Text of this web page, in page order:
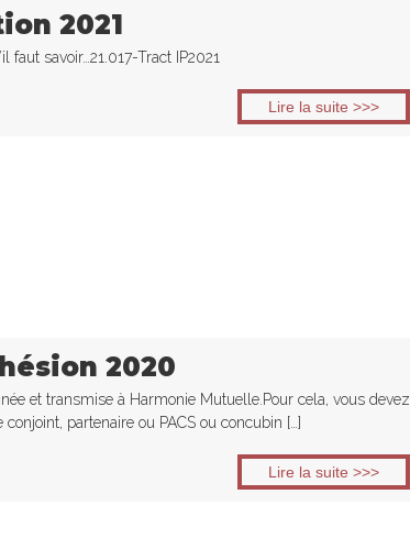
2021
faut savoir…21.017-Tract IP2021
Lire la suite >>>
2020
et transmise à Harmonie Mutuelle.Pour cela, vous devez
partenaire ou PACS ou concubin […]
Lire la suite >>>